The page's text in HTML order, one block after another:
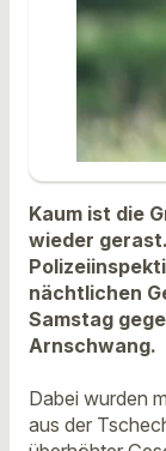
Kaum ist die
wieder
nächtlichen
Samstag
Arnschwang.
Dabei wurden
aus der